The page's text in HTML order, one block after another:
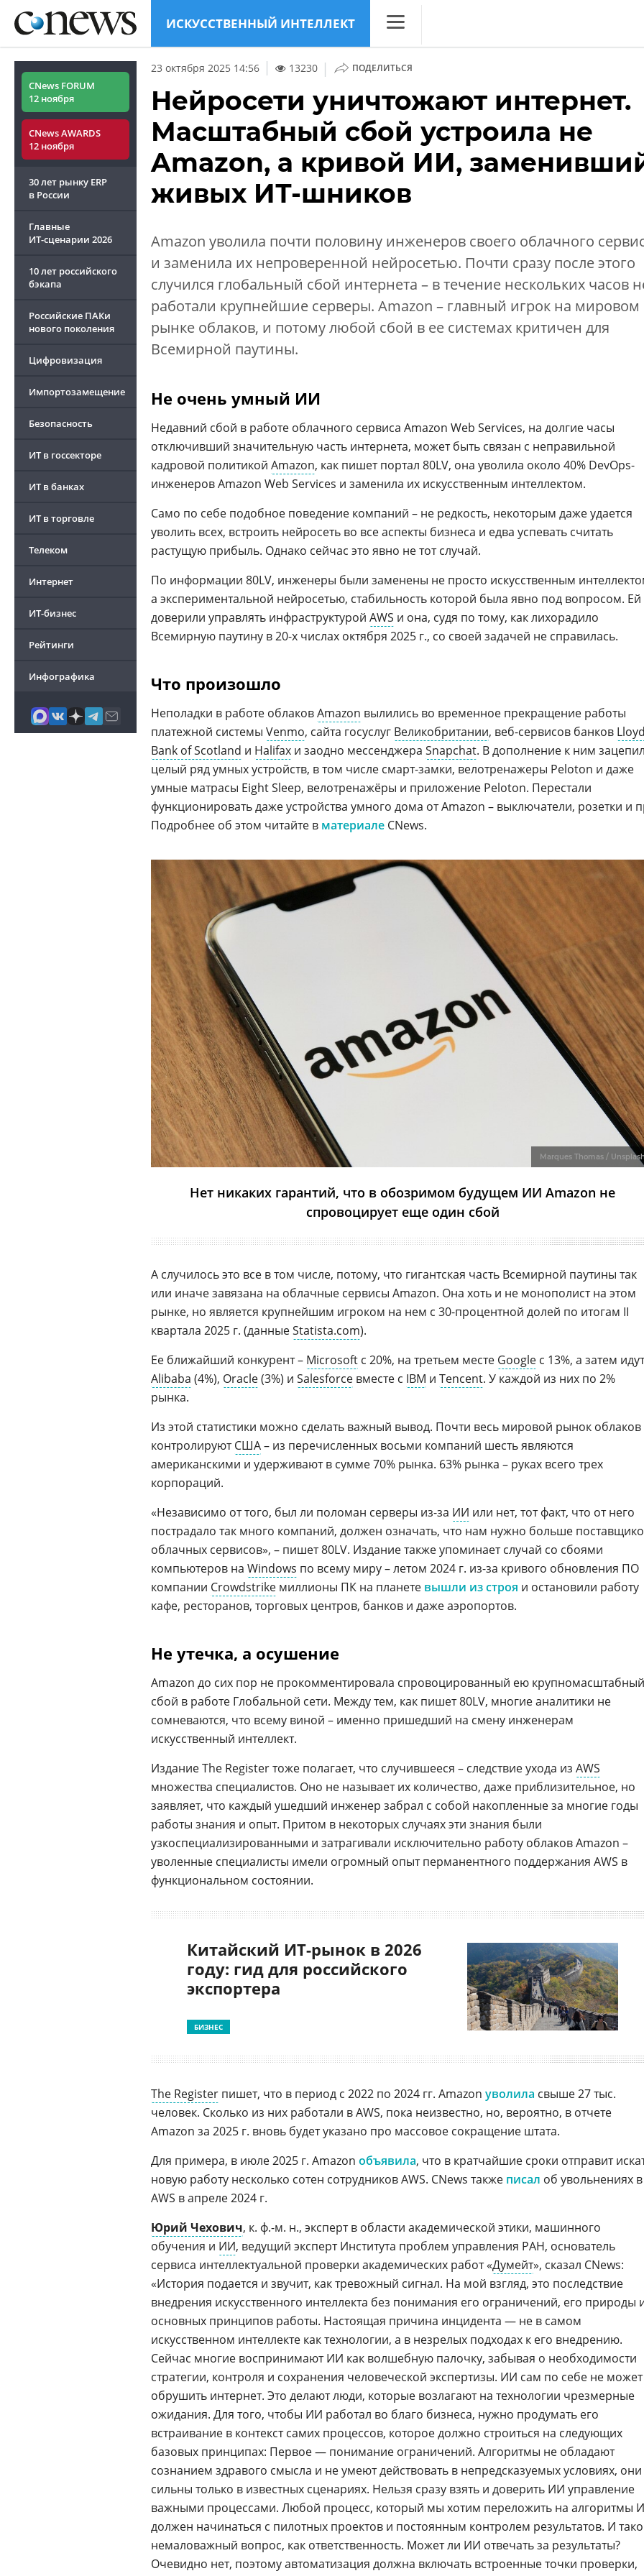
ИСКУССТВЕННЫЙ ИНТЕЛЛЕКТ
Конференции
Маркет
Техника
ТВ
CNews FORUM
12 ноября
CNews AWARDS
12 ноября
30 лет рынку ERP
в России
Главные
ИТ-сценарии 2026
10 лет российского
бэкапа
Российские ПАКи
нового поколения
Цифровизация
Импортозамещение
Безопасность
ИТ в госсекторе
ИТ в банках
ИТ в торговле
Телеком
Интернет
ИТ-бизнес
Рейтинги
Инфографика
23 октября 2025 14:56 13230 | ПОДЕЛИТЬСЯ
Нейросети уничтожают интернет.
Масштабный сбой устроила не
Amazon, а кривой ИИ,
живых ИТ-шников
Amazon уволила почти половину инженеров своего облачного
и заменила их непроверенной нейросетью. Почти сразу после этого
случился глобальный сбой интернета – в течение нескольких часов
работали крупнейшие серверы. Amazon – главный игрок на мировом
рынке облаков, и потому любой сбой в ее системах критичен для
Всемирной паутины.
Не очень умный ИИ
Недавний сбой в работе облачного сервиса Amazon Web Services, на долгие часы
отключивший значительную часть интернета, может быть связан с неправильной
кадровой политикой Amazon, как пишет портал 80LV, она уволила около 40% DevOps-
инженеров Amazon Web Services и заменила их искусственным интеллектом.
Само по себе подобное поведение компаний – не редкость, некоторым даже удается
уволить всех, встроить нейросеть во все аспекты бизнеса и едва успевать считать
растущую прибыль. Однако сейчас это явно не тот случай.
По информации 80LV, инженеры были заменены не просто искусственным
а экспериментальной нейросетью, стабильность которой была явно под вопросом. Ей
доверили управлять инфраструктурой AWS и она, судя по тому, как лихорадило
Всемирную паутину в 20-х числах октября 2025 г., со своей задачей не справилась.
Что произошло
Неполадки в работе облаковAmazon вылились во временное прекращение работы
платежной системы Venmo, сайта госуслуг Великобритании, веб-сервисов банков
Bank of Scotland и Halifax и заодно мессенджера Snapchat. В дополнение к ним
целый ряд умных устройств, в том числе смарт-замки, велотренажеры Peloton и даже
умные матрасы Eight Sleep, велотренажёры и приложение Peloton. Перестали
функционировать даже устройства умного дома от Amazon – выключатели, розетки и
Подробнее об этом читайте в материале CNews.
Marques Thomas /
Нет никаких гарантий, что в обозримом будущем ИИ Amazon не
спровоцирует еще один сбой
А случилось это все в том числе, потому, что гигантская часть Всемирной паутины так
или иначе завязана на облачные сервисы Amazon. Она хоть и не монополист на этом
рынке, но является крупнейшим игроком на нем с 30-процентной долей по итогам II
квартала 2025 г. (данныеStatista.com).
Ее ближайший конкурент – Microsoft с 20%, на третьем месте Google с 13%, а затем идут
Alibaba (4%), Oracle(3%) и Salesforce вместе с IBM и Tencent. У каждой из них по 2%
рынка.
Из этой статистики можно сделать важный вывод. Почти весь мировой рынок облаков
контролируютСША– из перечисленных восьми компаний шесть являются
американскими и удерживают в сумме 70% рынка. 63% рынка – руках всего трех
корпораций.
«Независимо от того, был ли поломан серверы из-за ИИ или нет, тот факт, что от него
пострадало так много компаний, должен означать, что нам нужно больше
облачных сервисов», – пишет 80LV. Издание также упоминает случай со сбоями
компьютеров на Windows по всему миру – летом 2024 г. из-за кривого обновления ПО
компании Crowdstrike миллионы ПК на планете вышли из строя и остановили работу
кафе, ресторанов, торговых центров, банков и даже аэропортов.
Не утечка, а осушение
Amazon до сих пор не прокомментировала спровоцированный ею крупномасштабный
сбой в работе Глобальной сети. Между тем, как пишет 80LV, многие аналитики не
сомневаются, что всему виной – именно пришедший на смену инженерам
искусственный интеллект.
Издание The Register тоже полагает, что случившееся – следствие ухода из AWS
множества специалистов. Оно не называет их количество, даже приблизительное, но
заявляет, что каждый ушедший инженер забрал с собой накопленные за многие годы
работы знания и опыт. Притом в некоторых случаях эти знания были
узкоспециализированными и затрагивали исключительно работу облаков Amazon –
уволенные специалисты имели огромный опыт перманентного поддержания AWS в
функциональном состоянии.
Китайский ИТ-рынок в 2026
году: гид для российского
экспортера
БИЗНЕС
The Register пишет, что в период с 2022 по 2024 гг. Amazon уволила свыше 27 тыс.
человек. Сколько из них работали в AWS, пока неизвестно, но, вероятно, в отчете
Amazon за 2025 г. вновь будет указано про массовое сокращение штата.
Для примера, в июле 2025 г. Amazon объявила, что в кратчайшие сроки отправит
новую работу несколько сотен сотрудников AWS. CNews также писал об увольнениях в
AWS в апреле 2024 г.
Юрий Чехович, к. ф.-м. н., эксперт в области академической этики, машинного
обучения и ИИ, ведущий эксперт Института проблем управления РАН, основатель
сервиса интеллектуальной проверки академических работ «Думейт», сказал CNews:
«История подается и звучит, как тревожный сигнал. На мой взгляд, это последствие
внедрения искусственного интеллекта без понимания его ограничений, его природы
основных принципов работы. Настоящая причина инцидента — не в самом
искусственном интеллекте как технологии, а в незрелых подходах к его внедрению.
Сейчас многие воспринимают ИИ как волшебную палочку, забывая о необходимости
стратегии, контроля и сохранения человеческой экспертизы. ИИ сам по себе не может
обрушить интернет. Это делают люди, которые возлагают на технологии чрезмерные
ожидания. Для того, чтобы ИИ работал во благо бизнеса, нужно продумать его
встраивание в контекст самих процессов, которое должно строиться на следующих
базовых принципах: Первое — понимание ограничений. Алгоритмы не обладают
сознанием здравого смысла и не умеют действовать в непредсказуемых условиях, они
сильны только в известных сценариях. Нельзя сразу взять и доверить ИИ управление
важными процессами. Любой процесс, который мы хотим переложить на алгоритмы
должен начинаться с пилотных проектов и постоянным контролем результатов. И
немаловажный вопрос, как ответственность. Может ли ИИ отвечать за результаты?
Очевидно нет, поэтому автоматизация должна включать встроенные точки проверки,